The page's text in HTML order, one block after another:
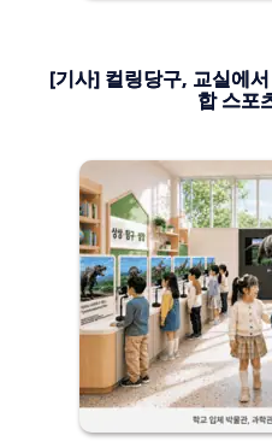
[기사] 컬링당구, 교실에
합 스포